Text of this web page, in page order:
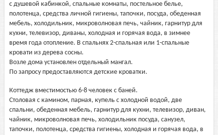
с душевой кабинкой, спальные комнаты, постельное белье,
полотенца, средства личной гигиены, тапочки, посуда, обеденная
мебель, холодильник, микроволновая печь, чайник, гарнитур для
кухни, телевизор, диваны, холодная и горячая вода, в зимнее
время года отопление. В спальнях 2-спальная или 1-спальные
кровати из дерева сосны.
Возле дома установлен отдельный мангал.
По запросу предоставляются детские кроватки.
Коттедж вместимостью 6-8 человек с баней.
Столовая с камином, парная, купель с холодной водой, две
спальни, обеденная мебель, гарнитур для кухни, телевизор, диван,
чайник, микроволновая печь, холодильник посуда, санузел,
тапочки, полотенца, средства гигиены, холодная и горячая вода, в